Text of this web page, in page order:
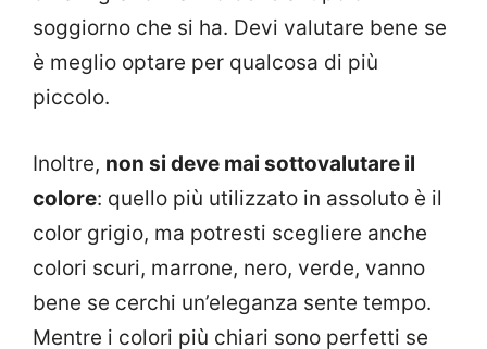
soggiorno che si ha. Devi valutare bene se
è meglio optare per qualcosa di più
piccolo.
Inoltre, non si deve mai sottovalutare il
colore: quello più utilizzato in assoluto è il
color grigio, ma potresti scegliere anche
colori scuri, marrone, nero, verde, vanno
bene se cerchi un’eleganza sente tempo.
Mentre i colori più chiari sono perfetti se